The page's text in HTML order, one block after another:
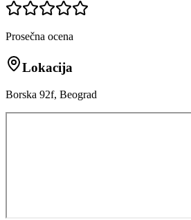
Prosečna ocena
Lokacija
Borska 92f, Beograd